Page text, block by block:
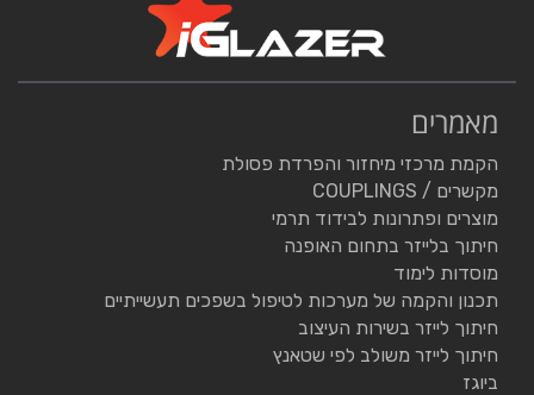
מאמרים
הקמת מרכזי מיחזור והפרדת פסולת
מקשרים / COUPLINGS
מוצרים ופתרונות לבידוד תרמי
חיתוך בלייזר בתחום האופנה
מוסדות לימוד
תכנון והקמה של מערכות לטיפול בשפכים תעשייתיים
חיתוך לייזר בשירות העיצוב
חיתוך לייזר משולב לפי שטאנץ
ביוגז